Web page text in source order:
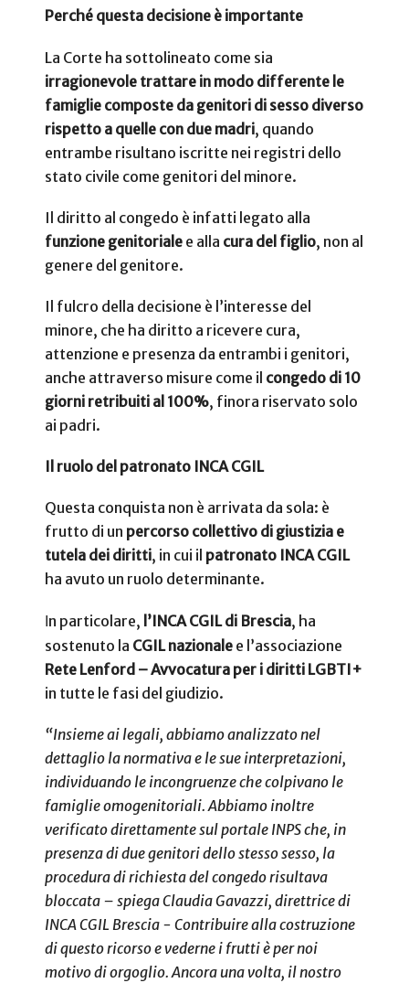
Perché questa decisione è importante
La Corte ha sottolineato come sia
irragionevole trattare in modo differente le
famiglie composte da genitori di sesso diverso
rispetto a quelle con due madri, quando
entrambe risultano iscritte nei registri dello
stato civile come genitori del minore.
Il diritto al congedo è infatti legato alla
funzione genitoriale e alla cura del figlio, non al
genere del genitore.
Il fulcro della decisione è l’interesse del
minore, che ha diritto a ricevere cura,
attenzione e presenza da entrambi i genitori,
anche attraverso misure come il congedo di 10
giorni retribuiti al 100%, finora riservato solo
ai padri.
Il ruolo del patronato INCA CGIL
Questa conquista non è arrivata da sola: è
frutto di un percorso collettivo di giustizia e
tutela dei diritti, in cui il patronato INCA CGIL
ha avuto un ruolo determinante.
n particolare, l’INCA CGIL di Brescia, ha
sostenuto la CGIL nazionale e l’associazione
Rete Lenford – Avvocatura per i diritti LGBTI+
in tutte le fasi del giudizio.
“Insieme ai legali, abbiamo analizzato nel
dettaglio la normativa e le sue interpretazioni,
individuando le incongruenze che colpivano le
famiglie omogenitoriali. Abbiamo inoltre
verificato direttamente sul portale INPS che, in
presenza di due genitori dello stesso sesso, la
procedura di richiesta del congedo risultava
bloccata – spiega Claudia Gavazzi, direttrice di
INCA CGIL Brescia - Contribuire alla costruzione
di questo ricorso e vederne i frutti è per noi
motivo di orgoglio. Ancora una volta, il nostro